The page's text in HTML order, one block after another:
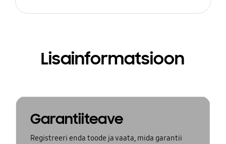
Lisainformatsioon
Garantiiteave
Registreeri enda toode ja vaata, mida garantii